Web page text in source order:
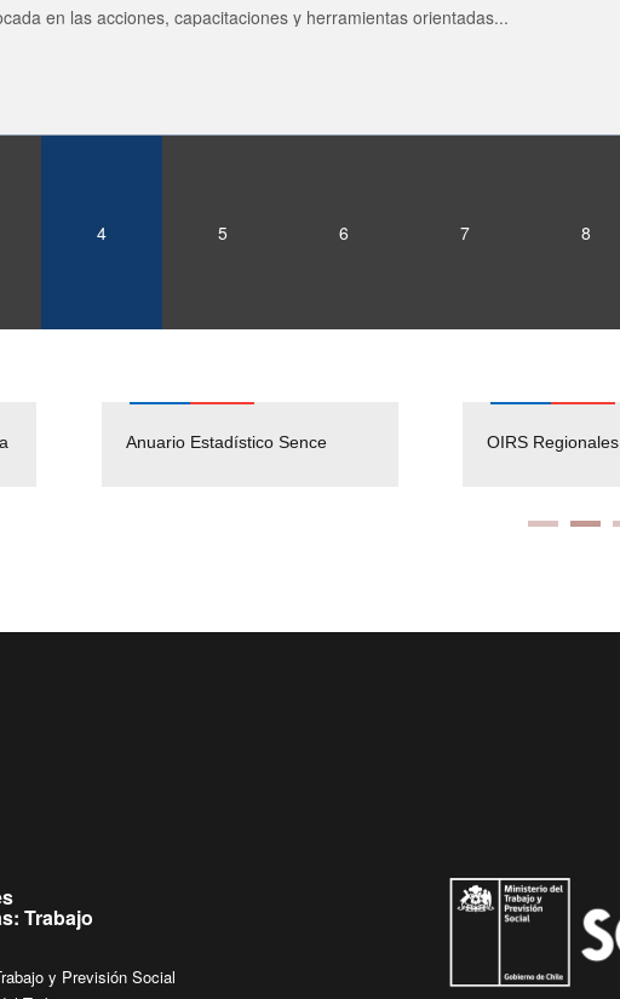
en las acciones, capacitaciones y herramientas orientadas...
4 5 6 7 8
Anuario Estadístico Sence
Públicos
Solicitud Audiencias y
OIRS Regionales
Trabajo
y Previsión Social